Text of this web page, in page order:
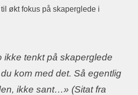
økt fokus på skaperglede i
ikke tenkt på skaperglede
kom med det. Så egentlig
ikke sant…» (Sitat fra